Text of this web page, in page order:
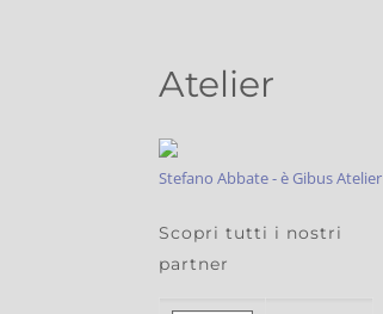
Atelier
Stefano Abbate - è Gibus Atelier
Scopri tutti i nostri
partner